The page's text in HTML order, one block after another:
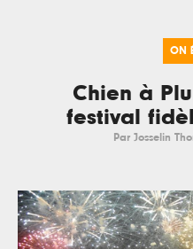
ON
Chien à
festival
Par Josselin